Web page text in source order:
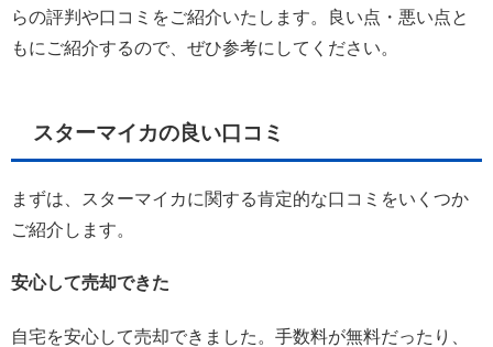
らの評判や口コミをご紹介いたします。良い点・悪い点と
もにご紹介するので、ぜひ参考にしてください。
スターマイカの良い口コミ
まずは、スターマイカに関する肯定的な口コミをいくつか
ご紹介します。
安心して売却できた
自宅を安心して売却できました。手数料が無料だったり、